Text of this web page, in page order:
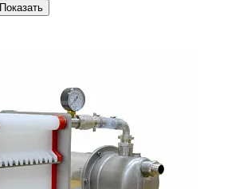
Показать